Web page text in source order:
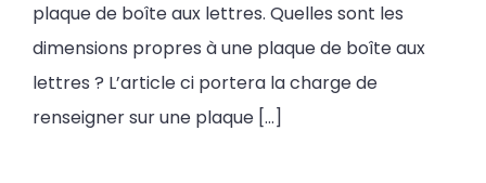
plaque de boîte aux lettres. Quelles sont les
dimensions propres à une plaque de boîte aux
lettres ? L’article ci portera la charge de
renseigner sur une plaque […]